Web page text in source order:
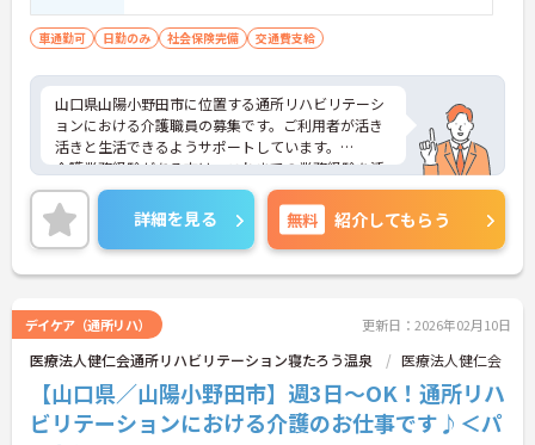
車通勤可 日勤のみ 社会保険完備 交通費支給
山口県山陽小野田市に位置する通所リハビリテーシ
ョンにおける介護職員の募集です。ご利用者が活き
活きと生活できるようサポートしています。
介護業務経験がある方は、これまでの業務経験を活
かしながら就業できる環境です。ご利用者に寄り添
って介護サービスを提供を行っていただける方を募
集しています。
ご興味のある方には、面接対策ポイントなど、さら
に詳細をお話しいたしますのでお気軽にご相談くだ
詳細を見る 無料 紹介してもらう
デイケア（通所リハ） 更新日：2026年02月10日
医療法人健仁会通所リハビリテーション寝たろう温泉 医療法人健仁会
【山口県／山陽小野田市】週3日～OK！通所リハ
ビリテーションにおける介護のお仕事です♪＜パ